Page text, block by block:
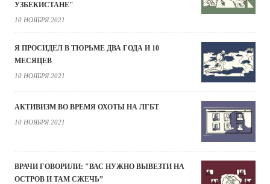
УЗБЕКИСТАНЕ"
10 НОЯБРЯ 2021
Я ПРОСИДЕЛ В ТЮРЬМЕ ДВА ГОДА И 10
МЕСЯЦЕВ
10 НОЯБРЯ 2021
АКТИВИЗМ ВО ВРЕМЯ ОХОТЫ НА ЛГБТ
10 НОЯБРЯ 2021
ВРАЧИ ГОВОРИЛИ: "ВАС НУЖНО ВЫВЕЗТИ НА
ОСТРОВ И ТАМ СЖЕЧЬ”